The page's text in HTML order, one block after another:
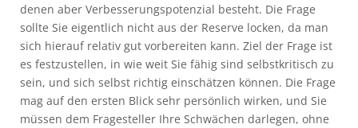
denen aber Verbesserungspotenzial besteht. Die Frage
sollte Sie eigentlich nicht aus der Reserve locken, da man
sich hierauf relativ gut vorbereiten kann. Ziel der Frage ist
es festzustellen, in wie weit Sie fähig sind selbstkritisch zu
sein, und sich selbst richtig einschätzen können. Die Frage
mag auf den ersten Blick sehr persönlich wirken, und Sie
müssen dem Fragesteller Ihre Schwächen darlegen, ohne